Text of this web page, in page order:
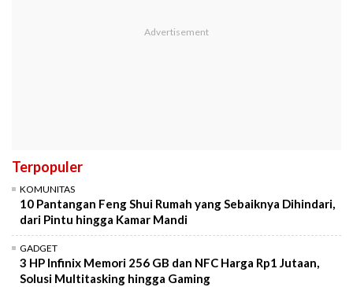
Terpopuler
KOMUNITAS
10 Pantangan Feng Shui Rumah yang Sebaiknya Dihindari,
dari Pintu hingga Kamar Mandi
GADGET
3 HP Infinix Memori 256 GB dan NFC Harga Rp1 Jutaan,
Solusi Multitasking hingga Gaming